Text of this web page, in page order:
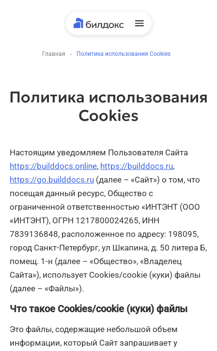
Главная · Политика использования Cookies
Политика использования
Cookies
Настоящим уведомляем Пользователя Сайта
https://builddocs.online, https://builddocs.ru,
https://go.builddocs.ru (далее – «Сайт») о том, что
посещая данный ресурс, Общество с
ограниченной ответственностью «ИНТЭНТ (ООО
«ИНТЭНТ), ОГРН 1217800024265, ИНН
7839136848, расположенное по адресу: 198095,
город Санкт-Петербург, ул Шкапина, д. 50 литера Б,
помещ. 1-н (далее – «Общество», «Владелец
Сайта»), использует Cookies/сookie (куки) файлы
(далее – «Файлы»).
Что такое Cookies/сookie (куки) файлы
Это файлы, содержащие небольшой объем
информации, который Сайт запрашивает у